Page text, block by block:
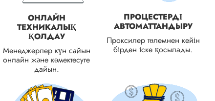
ОНЛАЙН
ТЕХНИКАЛЫҚ
ҚОЛДАУ
Менеджерлер күн сайын
онлайн және көмектесуге
дайын.
ПРОЦЕСТЕРДІ
АВТОМАТТАНДЫРУ
Проксилер төлемнен кейін
бірден іске қосылады.